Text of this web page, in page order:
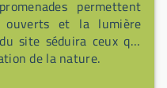
permettent
ouverts et la lumière
site séduira ceux qui
de la nature.